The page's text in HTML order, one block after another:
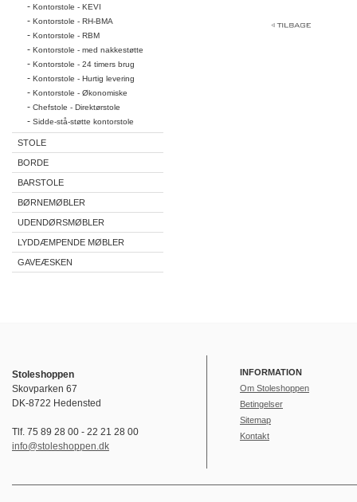
- Kontorstole - KEVI
- Kontorstole - RH-BMA
- Kontorstole - RBM
- Kontorstole - med nakkestøtte
- Kontorstole - 24 timers brug
- Kontorstole - Hurtig levering
- Kontorstole - Økonomiske
- Chefstole - Direktørstole
- Sidde-stå-støtte kontorstole
STOLE
BORDE
BARSTOLE
BØRNEMØBLER
UDENDØRSMØBLER
LYDDÆMPENDE MØBLER
GAVEÆSKEN
Stoleshoppen
Skovparken 67
DK-8722 Hedensted
Tlf. 75 89 28 00 - 22 21 28 00
info@stoleshoppen.dk
INFORMATION
Om Stoleshoppen
Betingelser
Sitemap
Kontakt